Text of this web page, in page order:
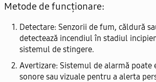
Metode de funcționare:
Detectare: Senzorii de fum, căldură
detectează incendiul în stadiul
sistemul de stingere.
Avertizare: Sistemul de alarmă poate
sonore sau vizuale pentru a alerta